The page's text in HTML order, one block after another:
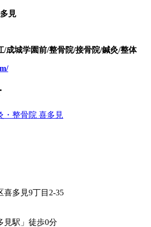
見
/成城学園前/整骨院/接骨院/鍼灸/整体
喜多見9丁目2-35
見駅」徒歩0分